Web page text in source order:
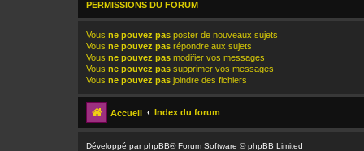
PERMISSIONS DU FORUM
Vous ne pouvez pas poster de nouveaux sujets
Vous ne pouvez pas répondre aux sujets
Vous ne pouvez pas modifier vos messages
Vous ne pouvez pas supprimer vos messages
Vous ne pouvez pas joindre des fichiers
Accueil Index du forum
Développé parphpBB® Forum Software © phpBB Limited